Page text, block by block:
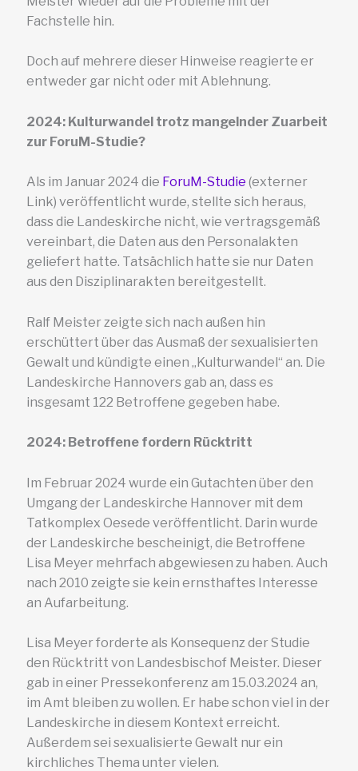
Fachstelle hin.
Doch auf mehrere dieser Hinweise reagierte er
entweder gar nicht oder mit Ablehnung.
2024: Kulturwandel trotz mangelnder Zuarbeit
zur ForuM-Studie?
Als im Januar 2024 die ForuM-Studie (externer
Link) veröffentlicht wurde, stellte sich heraus,
dass die Landeskirche nicht, wie vertragsgemäß
vereinbart, die Daten aus den Personalakten
geliefert hatte. Tatsächlich hatte sie nur Daten
aus den Disziplinarakten bereitgestellt.
Ralf Meister zeigte sich nach außen hin
erschüttert über das Ausmaß der sexualisierten
Gewalt und kündigte einen „Kulturwandel“ an. Die
Landeskirche Hannovers gab an, dass es
insgesamt 122 Betroffene gegeben habe.
2024: Betroffene fordern Rücktritt
Im Februar 2024 wurde ein Gutachten über den
Umgang der Landeskirche Hannover mit dem
Tatkomplex Oesede veröffentlicht. Darin wurde
der Landeskirche bescheinigt, die Betroffene
Lisa Meyer mehrfach abgewiesen zu haben. Auch
nach 2010 zeigte sie kein ernsthaftes Interesse
an Aufarbeitung.
Lisa Meyer forderte als Konsequenz der Studie
den Rücktritt von Landesbischof Meister. Dieser
gab in einer Pressekonferenz am 15.03.2024 an,
im Amt bleiben zu wollen. Er habe schon viel in der
Landeskirche in diesem Kontext erreicht.
Außerdem sei sexualisierte Gewalt nur ein
kirchliches Thema unter vielen.